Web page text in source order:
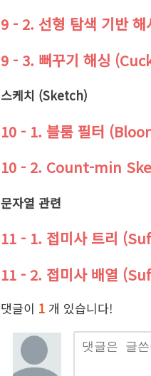
9 - 2. 선형 탐색 기반
9 - 3. 뻐꾸기 해싱
스케치 (Sketch)
10 - 1. 블룸 필터
10 - 2. Count-min
문자열 관련
11 - 1. 접미사 트리
11 - 2. 접미사 배열
댓글이 1개 있습니다!